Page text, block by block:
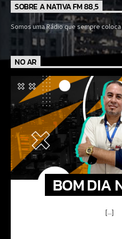
SOBRE A NATIVA FM 88,5
Somos uma Rádio que sempre
NO AR
BOM DIA
[...]